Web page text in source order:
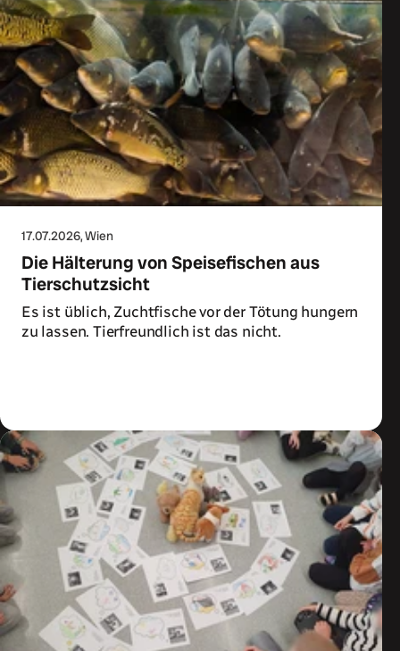
17.07.2026, Wien
Die Hälterung von Speisefischen aus
Tierschutzsicht
Es ist üblich, Zuchtfische vor der Tötung hungern
zu lassen. Tierfreundlich ist das nicht.